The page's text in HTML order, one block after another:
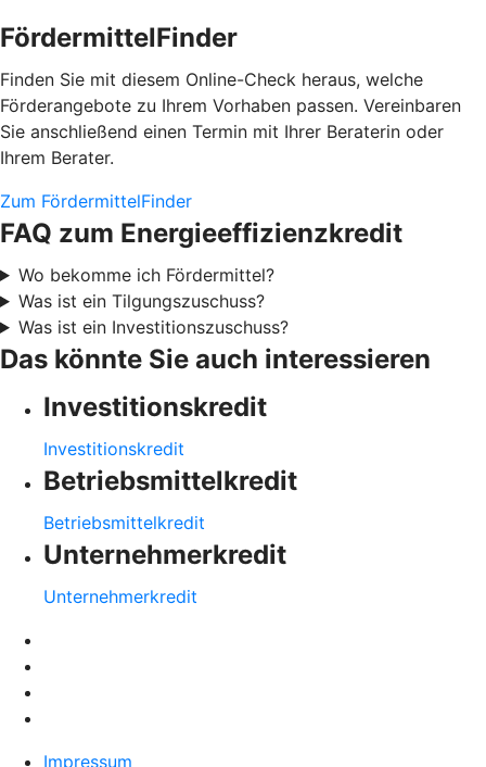
FördermittelFinder
Finden Sie mit diesem Online-Check heraus, welche
Förderangebote zu Ihrem Vorhaben passen. Vereinbaren
Sie anschließend einen Termin mit Ihrer Beraterin oder
Ihrem Berater.
Zum FördermittelFinder
FAQ zum Energieeffizienzkredit
Wo bekomme ich Fördermittel?
Was ist ein Tilgungszuschuss?
Was ist ein Investitionszuschuss?
Das könnte Sie auch interessieren
Investitionskredit
Investitionskredit
Betriebsmittelkredit
Betriebsmittelkredit
Unternehmerkredit
Unternehmerkredit
Impressum